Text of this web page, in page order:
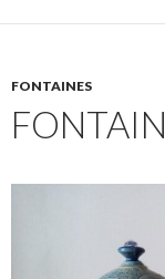
FONTAINES